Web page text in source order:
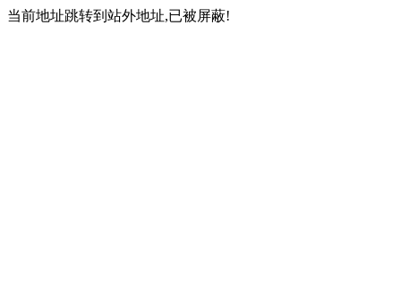
当前地址跳转到站外地址,已被屏蔽!